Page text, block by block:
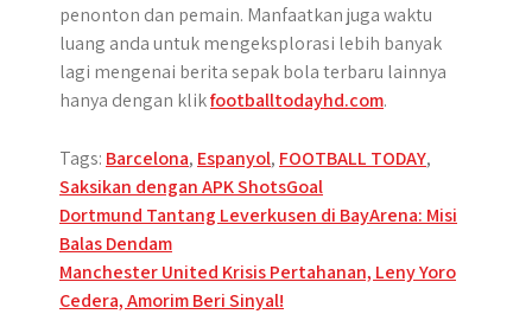
penonton dan pemain. Manfaatkan juga waktu
luang anda untuk mengeksplorasi lebih banyak
lagi mengenai berita sepak bola terbaru lainnya
hanya dengan klikfootballtodayhd.com.
Tags: Barcelona, Espanyol, FOOTBALL TODAY,
Saksikan dengan APK ShotsGoal
Post
navigation
Dortmund Tantang Leverkusen di BayArena: Misi
Balas Dendam
Manchester United Krisis Pertahanan, Leny Yoro
Cedera, Amorim Beri Sinyal!